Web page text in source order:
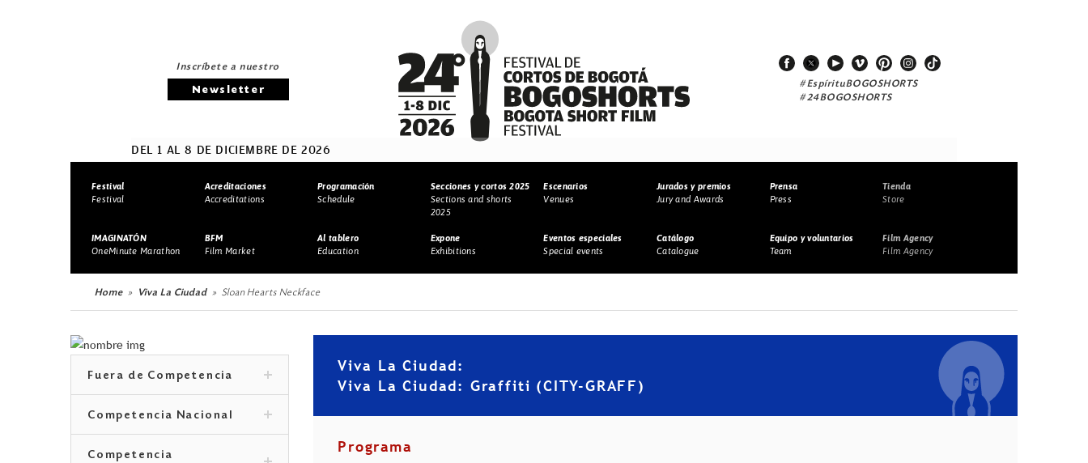
Inscríbete a nuestro
Newsletter
#EspírituBOGOSHORTS
#24BOGOSHORTS
DEL 1 AL 8 DE DICIEMBRE DE 2026
Festival
Festival
Acreditaciones
Accreditations
Programación
Schedule
Secciones y cortos 2025
Sections and shorts
2025
Escenarios
Venues
Jurados y premios
Jury and Awards
Prensa
Press
Tienda
Store
IMAGINATÓN
OneMinute Marathon
BFM
Film Market
Al tablero
Education
Expone
Exhibitions
Eventos especiales
Special events
Catálogo
Catalogue
Equipo y voluntarios
Team
Film Agency
Film Agency
Home Viva La Ciudad Sloan Hearts Neckface
Viva La Ciudad:
Viva La Ciudad: Graffiti (CITY-GRAFF)
Programa
Fuera de Competencia
Competencia Nacional
Competencia